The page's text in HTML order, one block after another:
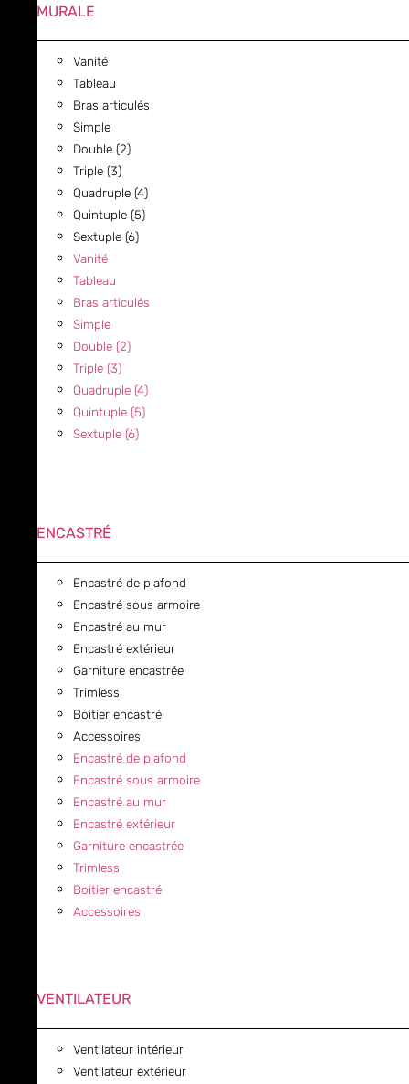
MURALE
Vanité
Tableau
Bras articulés
Simple
Double (2)
Triple (3)
Quadruple (4)
Quintuple (5)
Sextuple (6)
Vanité
Tableau
Bras articulés
Simple
Double (2)
Triple (3)
Quadruple (4)
Quintuple (5)
Sextuple (6)
ENCASTRÉ
Encastré de plafond
Encastré sous armoire
Encastré au mur
Encastré extérieur
Garniture encastrée
Trimless
Boitier encastré
Accessoires
Encastré de plafond
Encastré sous armoire
Encastré au mur
Encastré extérieur
Garniture encastrée
Trimless
Boitier encastré
Accessoires
VENTILATEUR
Ventilateur intérieur
Ventilateur extérieur